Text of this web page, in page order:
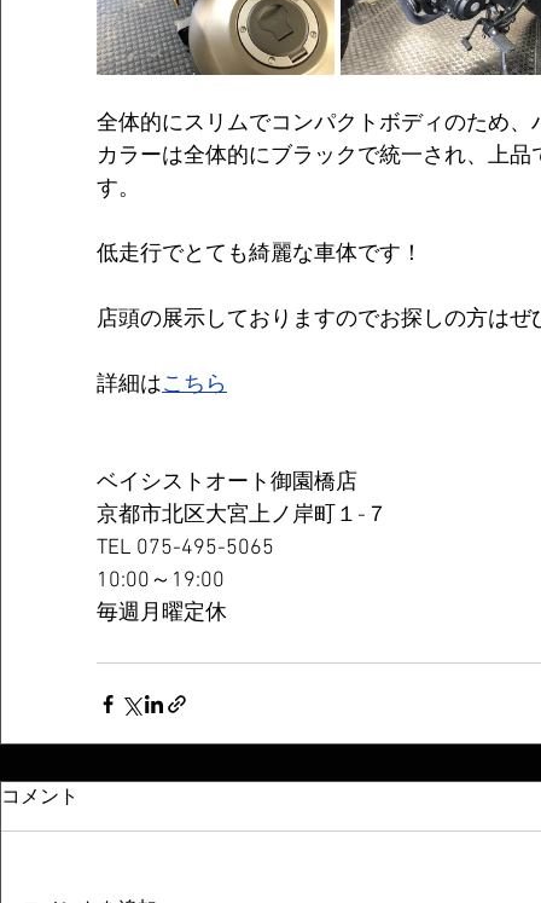
全体的にスリムでコンパクトボディのため、
カラーは全体的にブラックで統一され、上
す。
低走行でとても綺麗な車体です！
店頭の展示しておりますのでお探しの方はぜ
詳細はこちら
ベイシストオート御園橋店
京都市北区大宮上ノ岸町１-７
TEL 075-495-5065
10:00～19:00
毎週月曜定休
コメント